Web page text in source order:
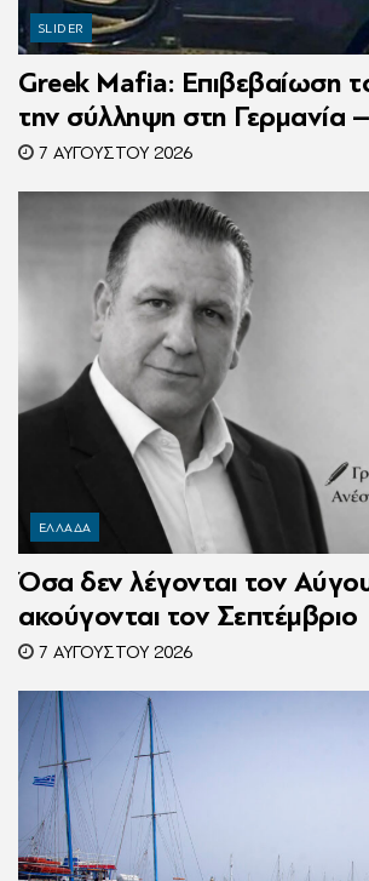
SLIDER
Greek Mafia: Επιβεβαίωση
την σύλληψη στη Γερμανία
κατηγορούμενος για τον
Ζαμπούνη
7 ΑΥΓΟΎΣΤΟΥ 2026
ΕΛΛΑΔΑ
Όσα δεν λέγονται τον
ακούγονται τον Σεπτέμβριο
7 ΑΥΓΟΎΣΤΟΥ 2026